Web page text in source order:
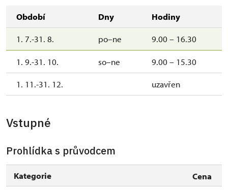
Období Dny Hodiny
1. 7.-31. 8. po–ne 9.00 – 16.30
1. 9.-31. 10. so–ne 9.00 – 15.30
1. 11.-31. 12. uzavřen
Vstupné
Prohlídka s průvodcem
Kategorie
Cena